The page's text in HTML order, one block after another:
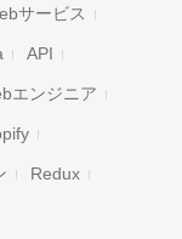
サービス
API
エンジニア
Redux